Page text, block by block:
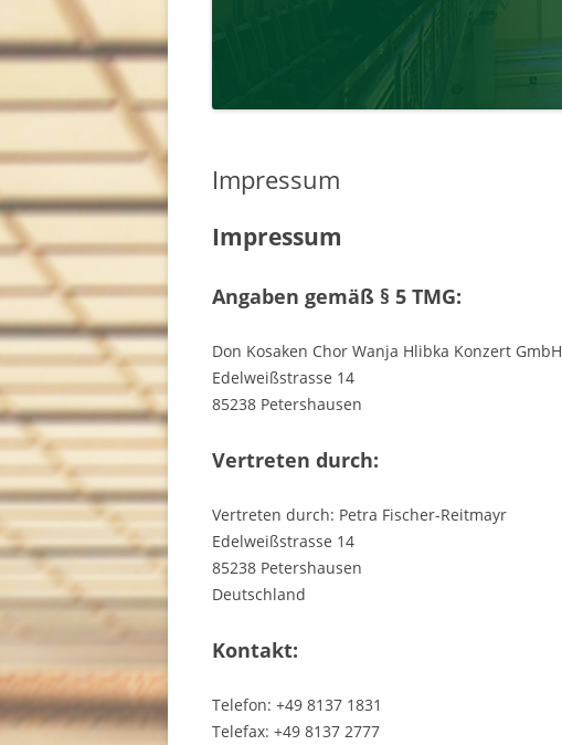
Impressum
Impressum
Angaben gemäß § 5 TMG:
Don Kosaken Chor Wanja Hlibka Konzert GmbH
Edelweißstrasse 14
85238 Petershausen
Vertreten durch:
Vertreten durch: Petra Fischer-Reitmayr
Edelweißstrasse 14
85238 Petershausen
Deutschland
Kontakt:
Telefon: +49 8137 1831
Telefax: +49 8137 2777